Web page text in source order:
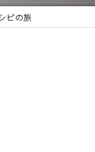
ピの旅